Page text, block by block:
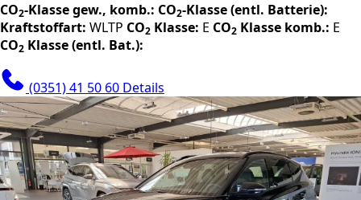
CO2-Klasse gew., komb.: CO2-Klasse (entl. Batterie):
Kraftstoffart: WLTP CO2 Klasse: E CO2 Klasse komb.: E
CO2 Klasse (entl. Bat.):
(0351) 41 50 60 Details